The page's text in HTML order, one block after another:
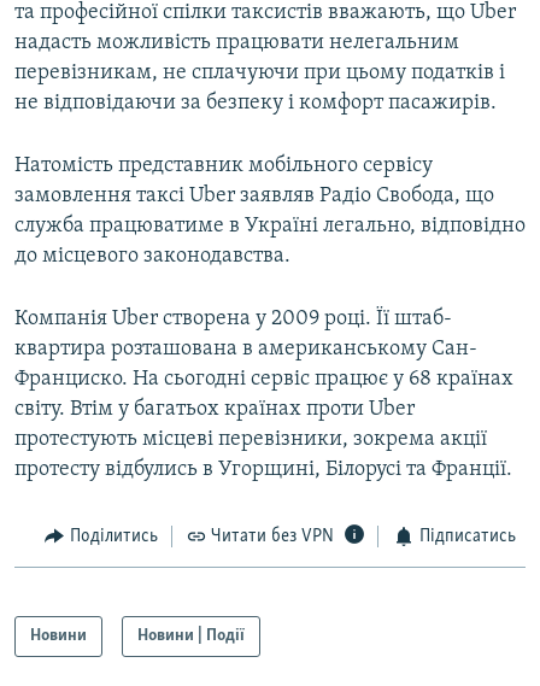
та професійної спілки таксистів вважають, що Uber
надасть можливість працювати нелегальним
перевізникам, не сплачуючи при цьому податків і
не відповідаючи за безпеку і комфорт пасажирів.
Натомість представник мобільного сервісу
замовлення таксі Uber заявляв Радіо Свобода, що
служба працюватиме в Україні легально, відповідно
до місцевого законодавства.
Компанія Uber створена у 2009 році. Її штаб-
квартира розташована в американському Сан-
Франциско. На сьогодні сервіс працює у 68 країнах
світу. Втім у багатьох країнах проти Uber
протестують місцеві перевізники, зокрема акції
протесту відбулись в Угорщині, Білорусі та Франції.
Поділитись Читати без VPN Підписатись
Новини Новини | Події